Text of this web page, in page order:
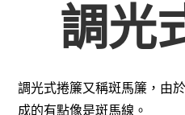
調光
調光式捲簾又稱斑馬簾，由
成的有點像是斑馬線。